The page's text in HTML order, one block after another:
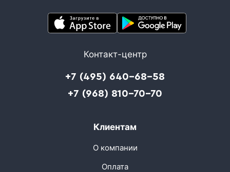
Контакт-центр
+7 (495) 640-68-58
+7 (968) 810-70-70
Клиентам
О компании
Оплата